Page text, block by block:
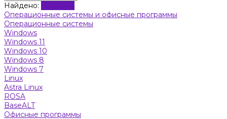
Найдено:
Операционные системы и офисные программы
Операционные системы
Windows
Windows 11
Windows 10
Windows 8
Windows 7
Linux
Astra Linux
ROSA
BaseALT
Офисные программы